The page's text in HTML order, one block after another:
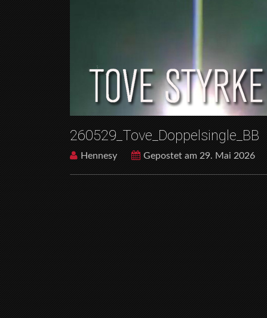
260529_Tove_Doppelsingle_BB
Hennesy Gepostet am 29. Mai 2026